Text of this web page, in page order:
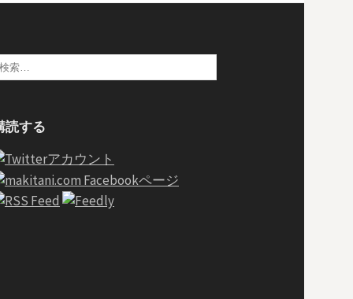
:
読する